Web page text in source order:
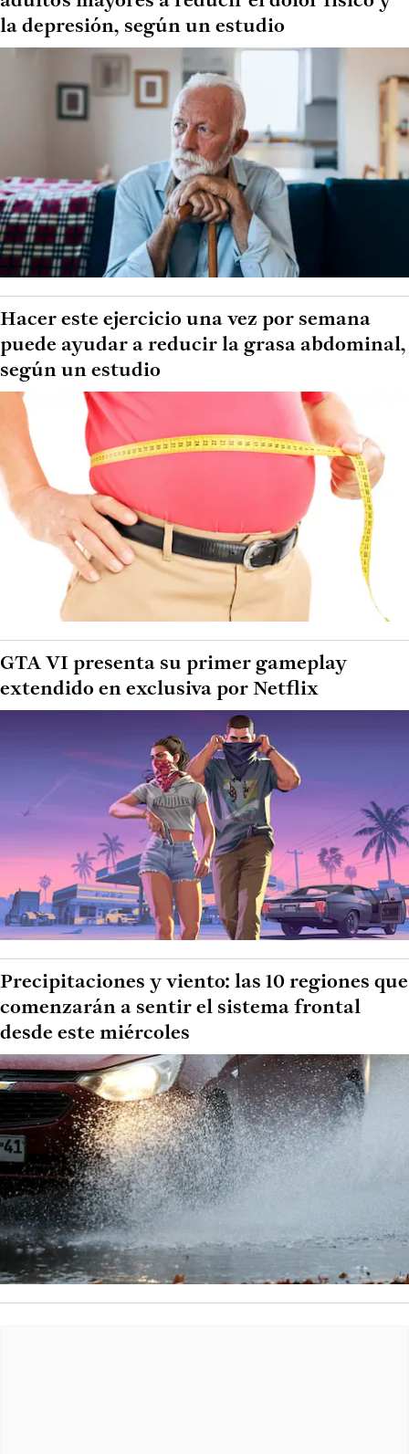
la depresión, según un estudio
Hacer este ejercicio una vez por semana
puede ayudar a reducir la grasa abdominal,
según un estudio
GTA VI presenta su primer gameplay
extendido en exclusiva por Netflix
Precipitaciones y viento: las 10 regiones que
comenzarán a sentir el sistema frontal
desde este miércoles